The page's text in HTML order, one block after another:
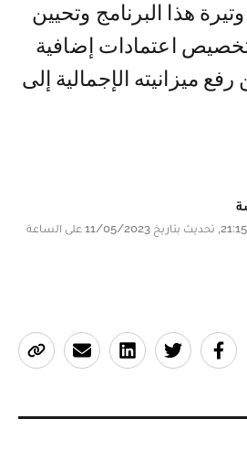
هذا البرنامج وتحيين
تخصيص اعتمادات إضافية
ميزانيته الإجمالية إلى
في 11/05/2023 على الساعة 21:15, تحديث بتاريخ 11/05/2023 على الساعة